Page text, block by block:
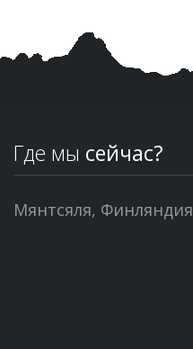
Где мы сейчас?
Мянтсяля, Финляндия